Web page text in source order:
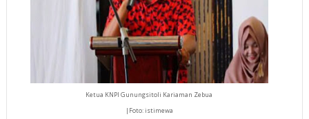
Ketua KNPI Gunungsitoli Kariaman Zebua
|Foto: istimewa